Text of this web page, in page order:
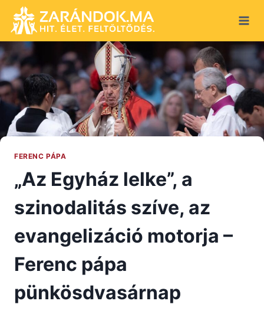
content
FERENC PÁPA
„Az Egyház lelke”, a
szinodalitás szíve, az
evangelizáció motorja –
Ferenc pápa
pünkösdvasárnap